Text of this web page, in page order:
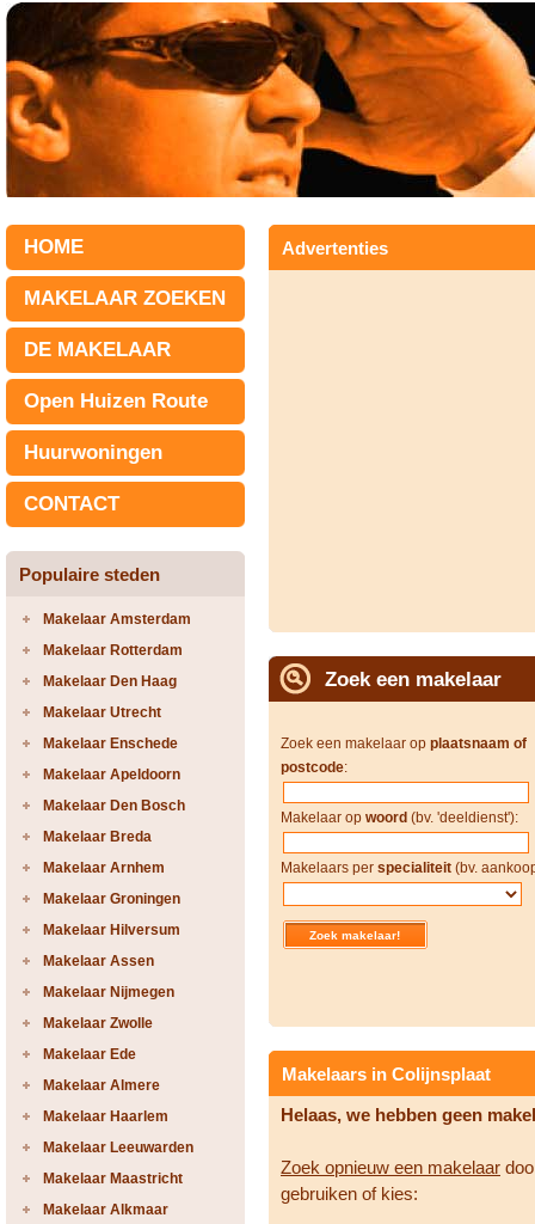
HOME
MAKELAAR ZOEKEN
DE MAKELAAR
Open Huizen Route
Huurwoningen
CONTACT
Populaire steden
Makelaar Amsterdam
Makelaar Rotterdam
Makelaar Den Haag
Makelaar Utrecht
Makelaar Enschede
Makelaar Apeldoorn
Makelaar Den Bosch
Makelaar Breda
Makelaar Arnhem
Makelaar Groningen
Makelaar Hilversum
Makelaar Assen
Makelaar Nijmegen
Makelaar Zwolle
Makelaar Ede
Makelaar Almere
Makelaar Haarlem
Makelaar Leeuwarden
Makelaar Maastricht
Makelaar Alkmaar
Advertenties
Zoek een makelaar
Zoek een makelaar op plaatsnaam of
postcode:
Makelaar op woord (bv. 'deeldienst'):
Makelaars per specialiteit (bv.
Makelaars in Colijnsplaat
Helaas, we hebben geen
Zoek opnieuw een makelaar
gebruiken of kies: